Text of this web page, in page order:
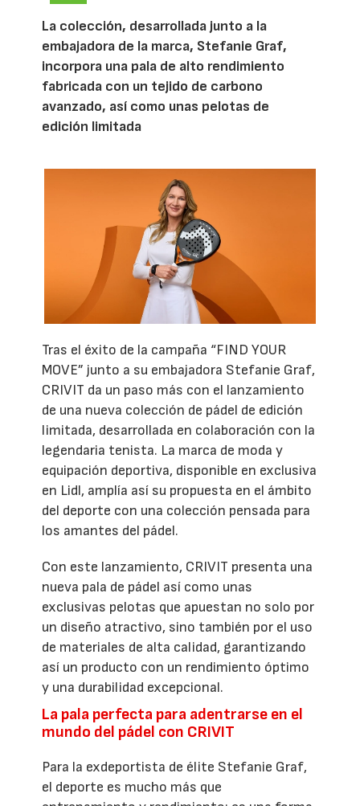
La colección, desarrollada junto a la
embajadora de la marca, Stefanie Graf,
incorpora una pala de alto rendimiento
fabricada con un tejido de carbono
avanzado, así como unas pelotas de
edición limitada
Tras el éxito de la campaña “FIND YOUR
MOVE” junto a su embajadora Stefanie Graf,
CRIVIT da un paso más con el lanzamiento
de una nueva colección de pádel de edición
limitada, desarrollada en colaboración con la
legendaria tenista. La marca de moda y
equipación deportiva, disponible en exclusiva
en Lidl, amplía así su propuesta en el ámbito
del deporte con una colección pensada para
los amantes del pádel.
Con este lanzamiento, CRIVIT presenta una
nueva pala de pádel así como unas
exclusivas pelotas que apuestan no solo por
un diseño atractivo, sino también por el uso
de materiales de alta calidad, garantizando
así un producto con un rendimiento óptimo
y una durabilidad excepcional.
La pala perfecta para adentrarse en el
mundo del pádel con CRIVIT
Para la exdeportista de élite Stefanie Graf,
el deporte es mucho más que